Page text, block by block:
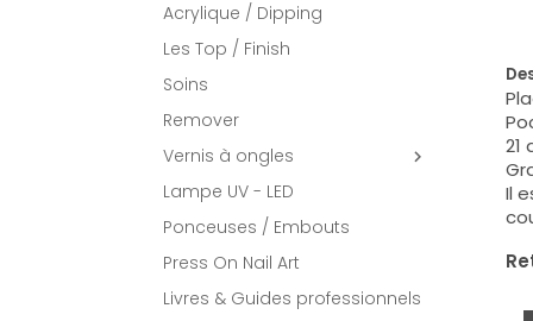
Acrylique / Dipping
Les Top / Finish
Soins
Remover
Vernis à ongles

Lampe UV - LED
Ponceuses / Embouts
Press On Nail Art
Livres & Guides professionnels
21
Il